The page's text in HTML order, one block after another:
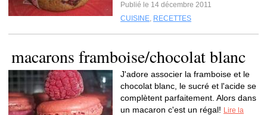
Publié le 14 décembre 2011
CUISINE, RECETTES
macarons framboise/chocolat blanc
J'adore associer la framboise et le
chocolat blanc, le sucré et l'acide se
complètent parfaitement. Alors dans
un macaron c'est un régal! Lire la